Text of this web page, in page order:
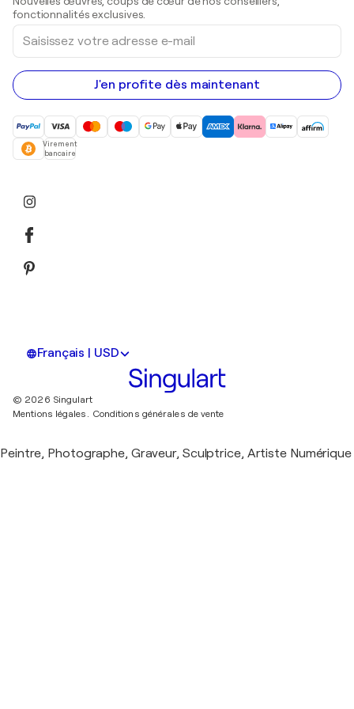
Peintures acryliques
fonctionnalités exclusives.
Saisissez
votre
adresse
e-
mail
J'en profite dès maintenant
Virement
bancaire
Français | USD
© 2026 Singulart
Mentions légales. Conditions générales de vente
Peintre, Photographe, Graveur, Sculptrice, Artiste Numérique